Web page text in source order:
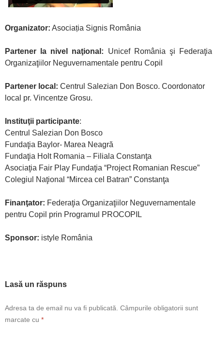
Organizator: Asociația Signis România
Partener la nivel naţional: Unicef România şi Federaţia
Organizaţiilor Neguvernamentale pentru Copil
Partener local: Centrul Salezian Don Bosco. Coordonator
local pr. Vincentze Grosu.
Instituţii participante:
Centrul Salezian Don Bosco
Fundaţia Baylor- Marea Neagră
Fundaţia Holt Romania – Filiala Constanţa
Asociaţia Fair Play Fundaţia “Project Romanian Rescue”
Colegiul Naţional “Mircea cel Batran” Constanţa
Finanţator: Federaţia Organizaţiilor Neguvernamentale
pentru Copil prin Programul PROCOPIL
Sponsor: istyle România
Lasă un răspuns
Adresa ta de email nu va fi publicată. Câmpurile obligatorii sunt
marcate cu *